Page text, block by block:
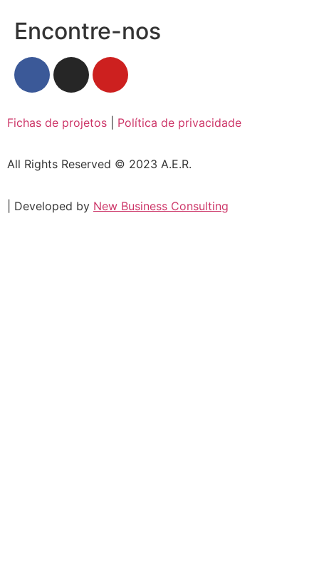
Encontre-nos
Fichas de projetos Política de privacidade
All Rights Reserved © 2023 A.E.R.
| Developed by New Business Consulting